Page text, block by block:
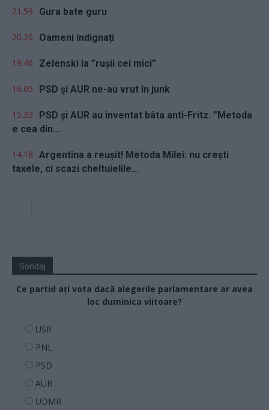
21.59 Gura bate guru
20.20 Oameni indignați
19.46 Zelenski la ”rușii cei mici”
16.05 PSD și AUR ne-au vrut în junk
15.33
PSD și AUR au inventat bâta anti-Fritz. ”Metoda
e cea din...
14.18 Argentina a reușit! Metoda Milei: nu crești
taxele, ci scazi cheltuielile...
Sondaj
Ce partid ați vota dacă alegerile parlamentare ar avea
loc duminica viitoare?
USR
PNL
PSD
AUR
UDMR